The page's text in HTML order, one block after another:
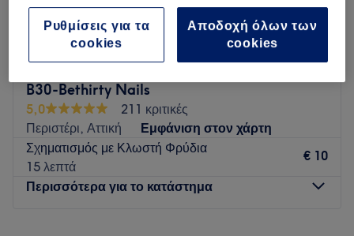
Go to venue
B30-Bethirty Nails
5,0
211 κριτικές
Περιστέρι, Αττική
Εμφάνιση στον χάρτη
Σχηματισμός με Κλωστή Φρύδια
15 λεπτά
€ 10
Περισσότερα για το κατάστημα
Αποδοχή όλων των
cookies
Ρυθμίσεις για τα
cookies